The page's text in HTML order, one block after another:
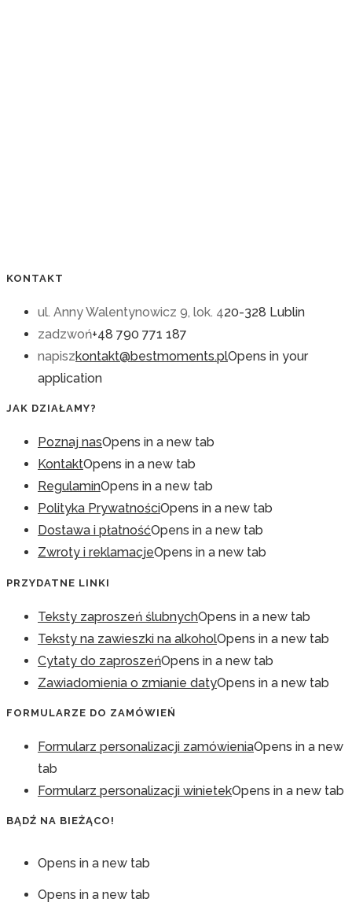
KONTAKT
ul. Anny Walentynowicz 9, lok. 420-328 Lublin
zadzwoń+48 790 771 187
napiszkontakt@bestmoments.plOpens in your
application
JAK DZIAŁAMY?
Poznaj nasOpens in a new tab
KontaktOpens in a new tab
RegulaminOpens in a new tab
Polityka PrywatnościOpens in a new tab
Dostawa i płatnośćOpens in a new tab
Zwroty i reklamacjeOpens in a new tab
PRZYDATNE LINKI
Teksty zaproszeń ślubnychOpens in a new tab
Teksty na zawieszki na alkoholOpens in a new tab
Cytaty do zaproszeńOpens in a new tab
Zawiadomienia o zmianie datyOpens in a new tab
FORMULARZE DO ZAMÓWIEŃ
Formularz personalizacji zamówieniaOpens in a new
tab
Formularz personalizacji winietekOpens in a new tab
BĄDŹ NA BIEŻĄCO!
Opens in a new tab
Opens in a new tab